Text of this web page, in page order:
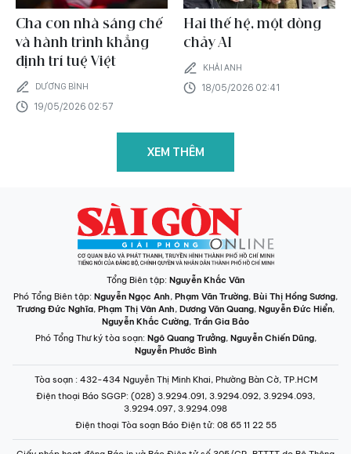
Cha con nhà sáng chế
và hành trình khẳng
định trí tuệ Việt
DƯƠNG BÌNH
19/05/2026 02:57
Hai thế hệ, một dòng
chảy AI
KHẢI ANH
18/05/2026 02:41
XEM THÊM
Tổng Biên tập: Nguyễn Khắc Văn
Phó Tổng Biên tập: Nguyễn Ngọc Anh, Phạm Văn Trường, Bùi Thị Hồng Sương,
Trương Đức Nghĩa, Phạm Thị Vân Anh, Dương Văn Quang, Nguyễn Đức Hiển,
Nguyễn Khắc Cường, Trần Gia Bảo
Phó Tổng Thư ký tòa soạn: Ngô Quang Trưởng, Nguyễn Chiến Dũng,
Nguyễn Phước Bình
Tòa soạn : 432-434 Nguyễn Thị Minh Khai, Phường Bàn Cờ, TP.HCM
Điện thoại Báo SGGP: (028) 3.9294.091, 3.9294.092, 3.9294.093,
3.9294.097, 3.9294.098
Điện thoại Tòa soạn Báo Điện tử: 08 65 11 22 55